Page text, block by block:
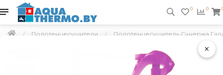
×
0 0
Полотенцесушители Полотенцесушитель Сунержа